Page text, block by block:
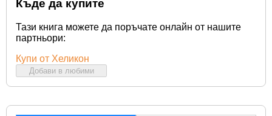
Къде да купите
Тази книга можете да поръчате онлайн от нашите
партньори:
Купи от Хеликон
Добави в любими